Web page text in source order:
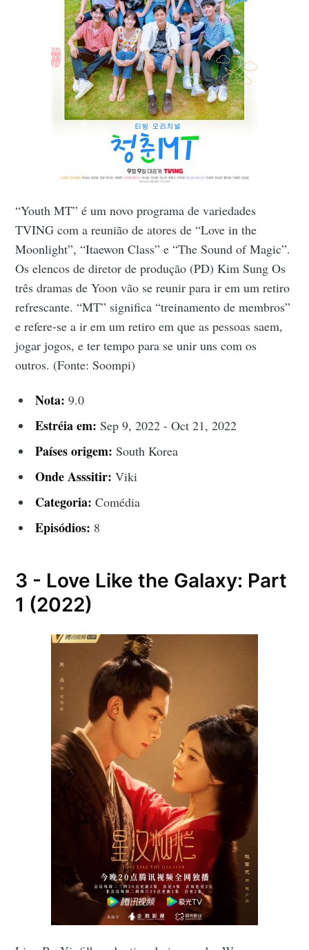
“Youth MT” é um novo programa de variedades
TVING com a reunião de atores de “Love in the
Moonlight”, “Itaewon Class” e “The Sound of Magic”.
Os elencos de diretor de produção (PD) Kim Sung Os
três dramas de Yoon vão se reunir para ir em um retiro
refrescante. “MT” significa “treinamento de membros”
e refere-se a ir em um retiro em que as pessoas saem,
jogar jogos, e ter tempo para se unir uns com os
outros. (Fonte: Soompi)
Nota: 9.0
Estréia em: Sep 9, 2022 - Oct 21, 2022
Países origem: South Korea
Onde Asssitir: Viki
Categoria: Comédia
Episódios: 8
3 - Love Like the Galaxy: Part
1 (2022)